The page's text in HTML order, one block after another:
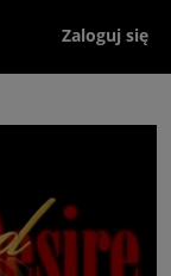
Zaloguj się